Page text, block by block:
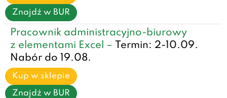
Znajdź w BUR
Pracownik administracyjno-biurowy
z elementami Excel – Termin: 2-10.09.
Nabór do 19.08.
Kup w sklepie
Znajdź w BUR